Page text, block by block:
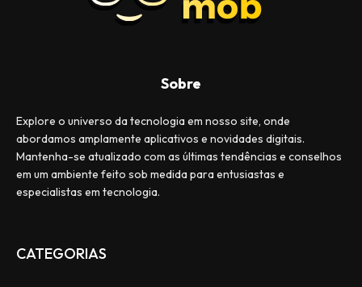
Sobre
Explore o universo da tecnologia em nosso site, onde
abordamos amplamente aplicativos e novidades digitais.
Mantenha-se atualizado com as últimas tendências e conselhos
em um ambiente feito sob medida para entusiastas e
especialistas em tecnologia.
CATEGORIAS